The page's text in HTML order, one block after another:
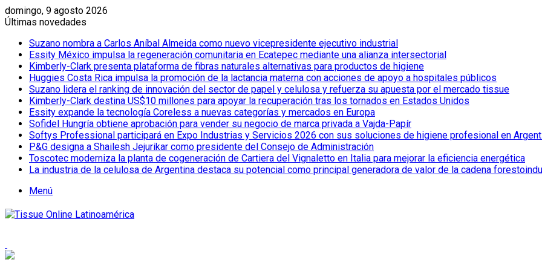
domingo, 9 agosto 2026
Últimas novedades
Suzano nombra a Carlos Aníbal Almeida como nuevo vicepresidente ejecutivo industrial
Essity México impulsa la regeneración comunitaria en Ecatepec mediante una alianza intersectorial
Kimberly-Clark presenta plataforma de fibras naturales alternativas para productos de higiene
Huggies Costa Rica impulsa la promoción de la lactancia materna con acciones de apoyo a hospitales públicos
Suzano lidera el ranking de innovación del sector de papel y celulosa y refuerza su apuesta por el mercado tissue
Kimberly-Clark destina US$10 millones para apoyar la recuperación tras los tornados en Estados Unidos
Essity expande la tecnología Coreless a nuevas categorías y mercados en Europa
Sofidel Hungría obtiene aprobación para vender su negocio de marca privada a Vajda-Papír
Softys Professional participará en Expo Industrias y Servicios 2026 con sus soluciones de higiene profesional en
P&G designa a Shailesh Jejurikar como presidente del Consejo de Administración
Toscotec moderniza la planta de cogeneración de Cartiera del Vignaletto en Italia para mejorar la eficiencia energética
La industria de la celulosa de Argentina destaca su potencial como principal generadora de valor de la cadena
Menú